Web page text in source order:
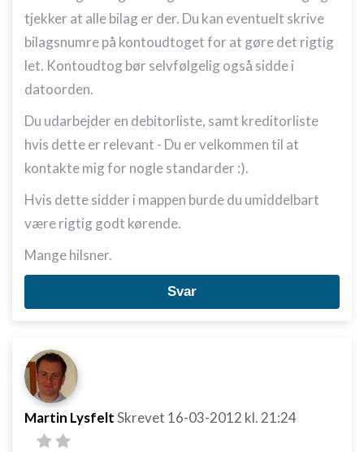
tjekker at alle bilag er der. Du kan eventuelt skrive
bilagsnumre på kontoudtoget for at gøre det rigtig
let. Kontoudtog bør selvfølgelig også sidde i
datoorden.
Du udarbejder en debitorliste, samt kreditorliste
hvis dette er relevant - Du er velkommen til at
kontakte mig for nogle standarder :).
Hvis dette sidder i mappen burde du umiddelbart
være rigtig godt kørende.
Mange hilsner.
Svar
Martin LysfeltSkrevet 16-03-2012 kl. 21:24